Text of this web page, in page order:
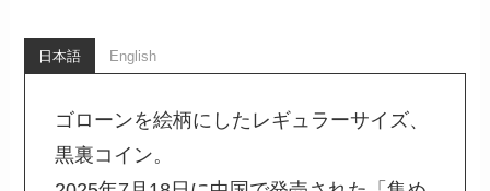
日本語 English
ゴローンを絵柄にしたレギュラーサイズ、
黒裏コイン。